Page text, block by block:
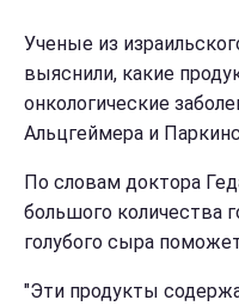
Ученые из
выяснили, какие
онкологические
Альцгеймера и
По словам доктора
большого количества
голубого сыра
"Эти продукты